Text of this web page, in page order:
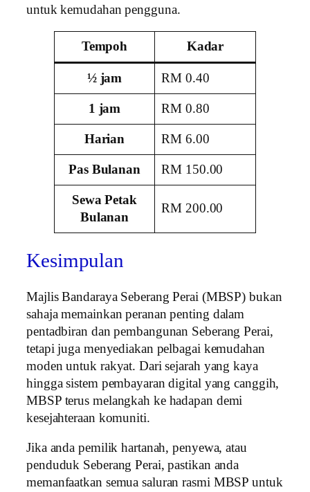
untuk kemudahan pengguna.
Tempoh Kadar
½ jam RM 0.40
1 jam RM 0.80
Harian RM 6.00
Pas Bulanan RM 150.00
Sewa Petak
Bulanan
RM 200.00
Kesimpulan
Majlis Bandaraya Seberang Perai (MBSP) bukan
sahaja memainkan peranan penting dalam
pentadbiran dan pembangunan Seberang Perai,
tetapi juga menyediakan pelbagai kemudahan
moden untuk rakyat. Dari sejarah yang kaya
hingga sistem pembayaran digital yang canggih,
MBSP terus melangkah ke hadapan demi
kesejahteraan komuniti.
Jika anda pemilik hartanah, penyewa, atau
penduduk Seberang Perai, pastikan anda
memanfaatkan semua saluran rasmi MBSP untuk